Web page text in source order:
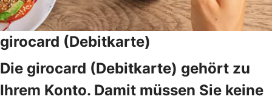
girocard (Debitkarte)
Die girocard (Debitkarte) gehört zu
Ihrem Konto. Damit müssen Sie keine